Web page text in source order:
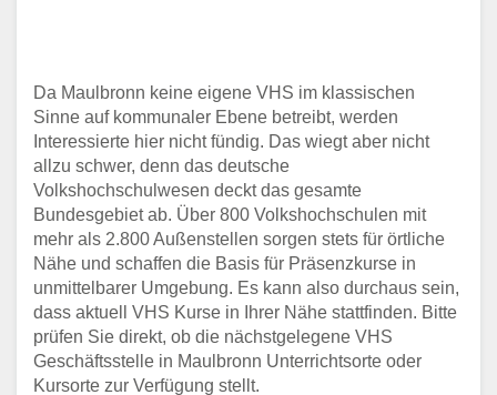
Da Maulbronn keine eigene VHS im klassischen
Sinne auf kommunaler Ebene betreibt, werden
Interessierte hier nicht fündig. Das wiegt aber nicht
allzu schwer, denn das deutsche
Volkshochschulwesen deckt das gesamte
Bundesgebiet ab. Über 800 Volkshochschulen mit
mehr als 2.800 Außenstellen sorgen stets für örtliche
Nähe und schaffen die Basis für Präsenzkurse in
unmittelbarer Umgebung. Es kann also durchaus sein,
dass aktuell VHS Kurse in Ihrer Nähe stattfinden. Bitte
prüfen Sie direkt, ob die nächstgelegene VHS
Geschäftsstelle in Maulbronn Unterrichtsorte oder
Kursorte zur Verfügung stellt.